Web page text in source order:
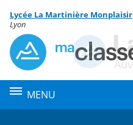
Menu de la rubrique
Contenu
Lycée La Martinière Monplaisir
Lyon
MENU